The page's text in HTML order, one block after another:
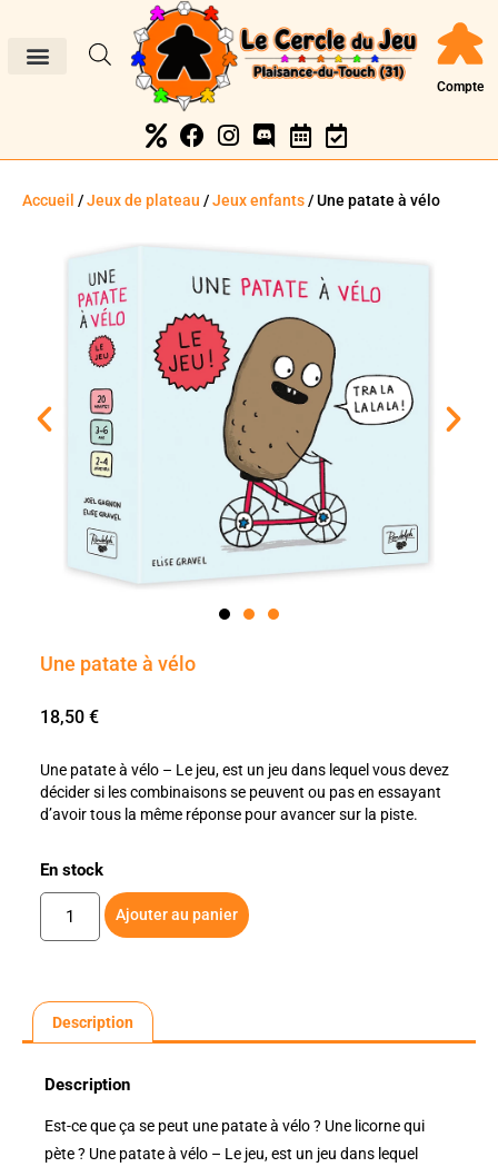
Compte
Accueil /Jeux de plateau /Jeux enfants/ Une patate à vélo
Une patate à vélo
18,50 €
Une patate à vélo – Le jeu, est un jeu dans lequel vous devez
décider si les combinaisons se peuvent ou pas en essayant
d’avoir tous la même réponse pour avancer sur la piste.
En stock
Ajouter au panier
Description
Description
Est-ce que ça se peut une patate à vélo ? Une licorne qui
pète ? Une patate à vélo – Le jeu, est un jeu dans lequel